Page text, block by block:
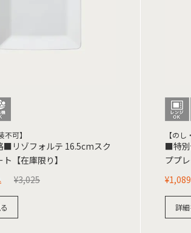
不可】
リゾフォルテ 16.5cmスク
【在庫限り】
¥3,025
【のし
■特別
ププ
¥1,089
詳